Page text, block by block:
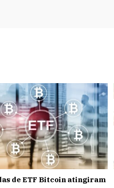
de ETF Bitcoin atingiram